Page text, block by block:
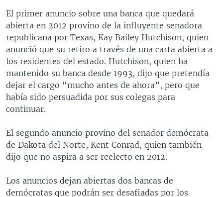
El primer anuncio sobre una banca que quedará
abierta en 2012 provino de la influyente senadora
republicana por Texas, Kay Bailey Hutchison, quien
anunció que su retiro a través de una carta abierta a
los residentes del estado. Hutchison, quien ha
mantenido su banca desde 1993, dijo que pretendía
dejar el cargo “mucho antes de ahora”, pero que
había sido persuadida por sus colegas para
continuar.
El segundo anuncio provino del senador demócrata
de Dakota del Norte, Kent Conrad, quien también
dijo que no aspira a ser reelecto en 2012.
Los anuncios dejan abiertas dos bancas de
demócratas que podrán ser desafiadas por los